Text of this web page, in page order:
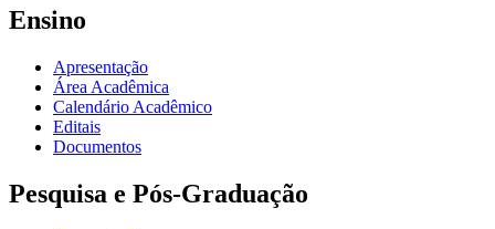
Ensino
Apresentação
Área Acadêmica
Calendário Acadêmico
Editais
Documentos
Pesquisa e Pós-Graduação